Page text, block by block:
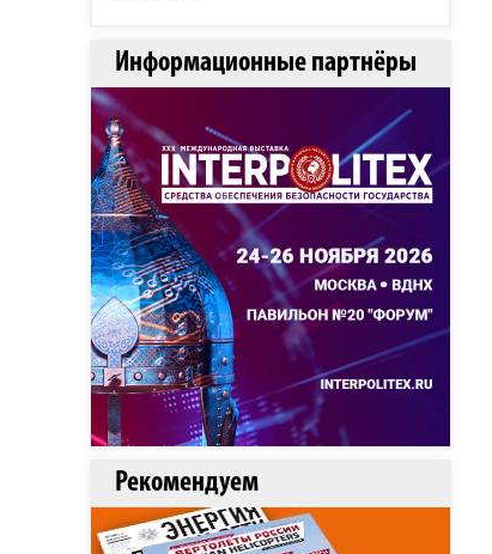
Информационные партнёры
Рекомендуем